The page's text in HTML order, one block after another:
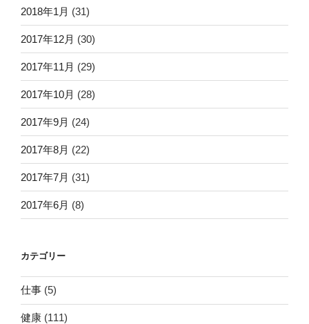
2018年1月 (31)
2017年12月 (30)
2017年11月 (29)
2017年10月 (28)
2017年9月 (24)
2017年8月 (22)
2017年7月 (31)
2017年6月 (8)
カテゴリー
仕事 (5)
健康 (111)